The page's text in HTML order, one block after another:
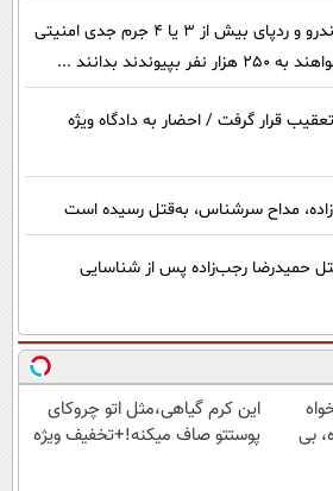
گفته‌های یک روحانی تندرو و ردپای بیش از ۳ یا ۴ جرم جدی امنیتی
بدانند ...
قرار گرفت / احضار به دادگاه ویژه
مداح سرشناس، به‌قتل رسیده است
حمیدرضا رجب‌زاده پس از شناسایی
بی
این کرم گیاهی،مثل اتو چروکای
پوستتو صاف میکنه!+تخفیف ویژه